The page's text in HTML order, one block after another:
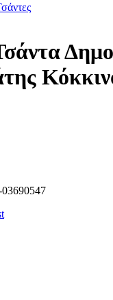
03690547